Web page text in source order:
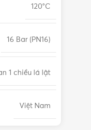
120°C
16 Bar (PN16)
1 chiều lá lật
Việt Nam